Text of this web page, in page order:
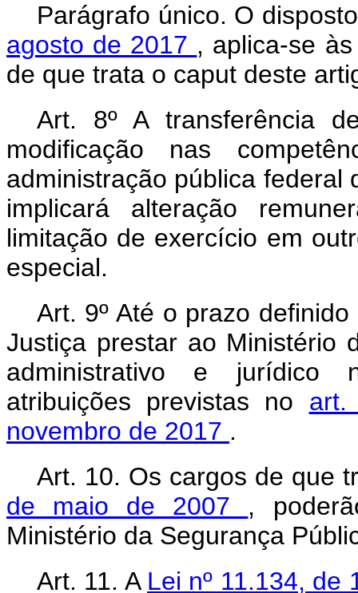
Parágrafo único. O
agosto de 2017 , aplica-se
de que trata o caput deste
Art. 8º A transferência
modificação nas
administração pública federal
implicará alteração
limitação de exercício em
especial.
Art. 9º Até o prazo
Justiça prestar ao Ministério
administrativo e jurídico
atribuições previstas no
novembro de 2017 .
Art. 10. Os cargos de que
de maio de 2007 ,
Ministério da Segurança
Art. 11. A Lei nº 11.134,